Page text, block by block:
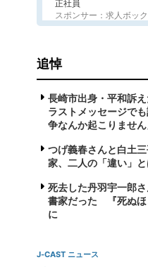
正社員
スポンサー：求人ボッ
追悼
長崎市出身・平和訴
ラストメッセージで
争なんか起こりません
つげ義春さんと白土
家、二人の「違い」と
死去した丹羽宇一郎
書家だった 『死ぬほ
に
J-CAST ニュース